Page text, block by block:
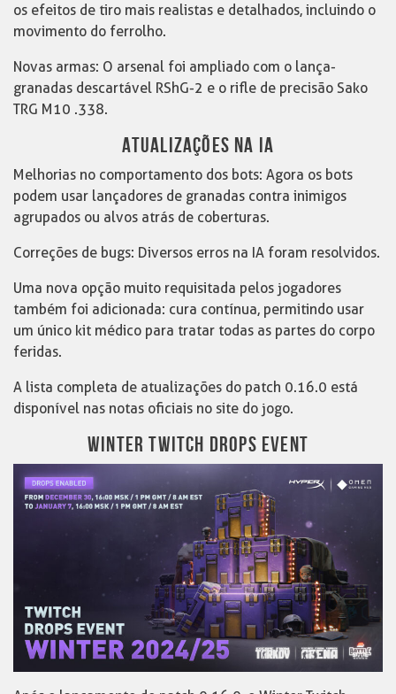
os efeitos de tiro mais realistas e detalhados, incluindo o
movimento do ferrolho.
Novas armas: O arsenal foi ampliado com o lança-
granadas descartável RShG-2 e o rifle de precisão Sako
TRG M10 .338.
ATUALIZAÇÕES NA IA
Melhorias no comportamento dos bots: Agora os bots
podem usar lançadores de granadas contra inimigos
agrupados ou alvos atrás de coberturas.
Correções de bugs: Diversos erros na IA foram resolvidos.
Uma nova opção muito requisitada pelos jogadores
também foi adicionada: cura contínua, permitindo usar
um único kit médico para tratar todas as partes do corpo
feridas.
A lista completa de atualizações do patch 0.16.0 está
disponível nas notas oficiais no site do jogo.
WINTER TWITCH DROPS EVENT